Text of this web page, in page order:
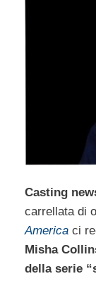
Casting
carrellata di
America ci
Misha
della serie